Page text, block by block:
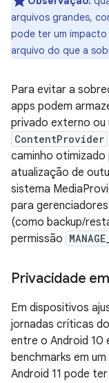
arquivos grandes,
pode ter um
arquivo do que a
Para evitar a
apps podem
privado externo ou
ContentProvider
caminho otimizado
atualização de
sistema
para
(como backup/
permissão
Privacidade
Em dispositivos
jornadas críticas
entre o Android 10
benchmarks em
Android 11 pode